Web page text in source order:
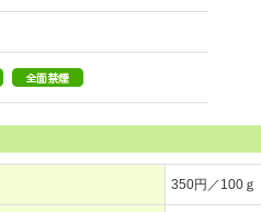
350円／100ｇ